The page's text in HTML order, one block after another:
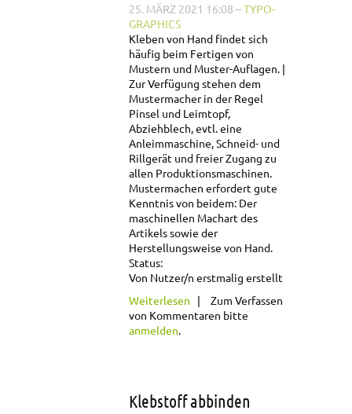
25. MÄRZ 2021 16:08 –TYPO-
GRAPHICS
Kleben von Hand findet sich
häufig beim Fertigen von
Mustern und Muster-Auflagen.
Zur Verfügung stehen dem
Mustermacher in der Regel
Pinsel und Leimtopf,
Abziehblech, evtl. eine
Anleimmaschine, Schneid- und
Rillgerät und freier Zugang zu
allen Produktionsmaschinen.
Mustermachen erfordert gute
Kenntnis von beidem: Der
maschinellen Machart des
Artikels sowie der
Herstellungsweise von Hand.
Status:
Von Nutzer/n erstmalig erstellt
Weiterlesen über Kleben von
Hand
Zum Verfassen
von Kommentaren bitte
anmelden.
Klebstoff abbinden